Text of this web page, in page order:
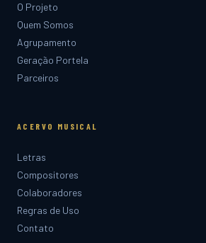
O Projeto
Quem Somos
Agrupamento
Geração Portela
Parceiros
ACERVO MUSICAL
Letras
Compositores
Colaboradores
Regras de Uso
Contato